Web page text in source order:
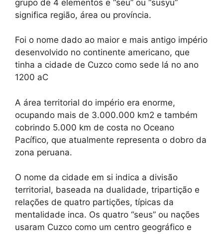
grupo de 4 elementos e “seu” ou “susyu”
significa região, área ou província.
Foi o nome dado ao maior e mais antigo império
desenvolvido no continente americano, que
tinha a cidade de Cuzco como sede lá no ano
1200 aC
A área territorial do império era enorme,
ocupando mais de 3.000.000 km2 e também
cobrindo 5.000 km de costa no Oceano
Pacífico, que atualmente representa o dobro da
zona peruana.
O nome da cidade em si indica a divisão
territorial, baseada na dualidade, tripartição e
relações de quatro partições, típicas da
mentalidade inca. Os quatro “seus” ou nações
usaram Cuzco como um centro geográfico e